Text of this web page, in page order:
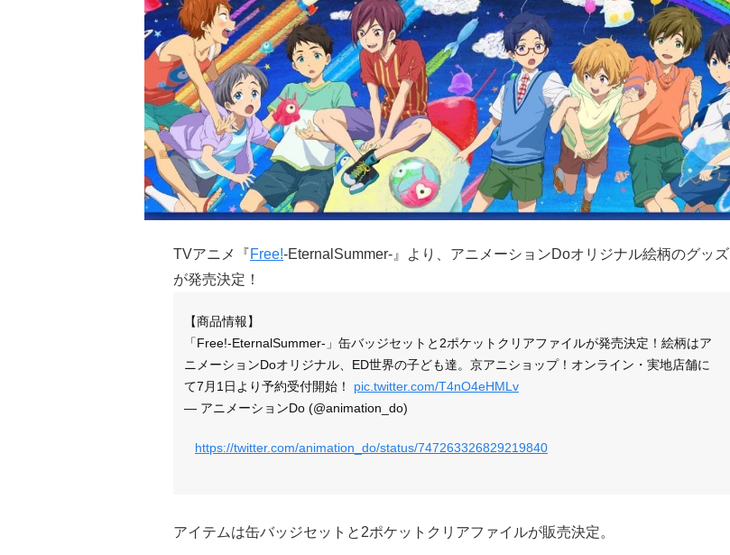
TVアニメ『Free!-EternalSummer-』より、アニメーションDoオリジナル絵柄のグッズ
が発売決定！
【商品情報】
「Free!-EternalSummer-」缶バッジセットと2ポケットクリアファイルが発売決定！絵柄はア
ニメーションDoオリジナル、ED世界の子ども達。京アニショップ！オンライン・実地店舗に
て7月1日より予約受付開始！ pic.twitter.com/T4nO4eHMLv
— アニメーションDo (@animation_do)
https://twitter.com/animation_do/status/747263326829219840
アイテムは缶バッジセットと2ポケットクリアファイルが販売決定。